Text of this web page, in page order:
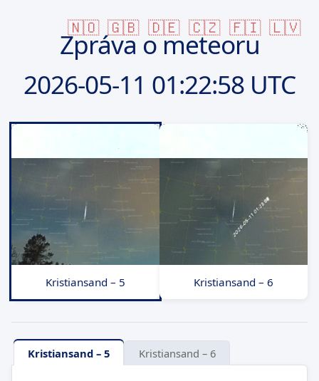
🇳🇴 🇬🇧 🇩🇪 🇨🇿 🇫🇮 🇱🇻
Zpráva o meteoru
2026-05-11 01:22:58 UTC
Kristiansand – 5 Kristiansand – 6
Kristiansand – 5 Kristiansand – 6